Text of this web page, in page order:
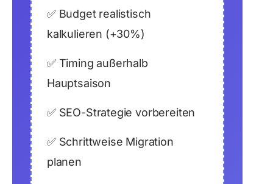
✅Budget realistisch
kalkulieren (+30%)
✅Timing außerhalb
Hauptsaison
✅SEO-Strategie vorbereiten
✅Schrittweise Migration
planen